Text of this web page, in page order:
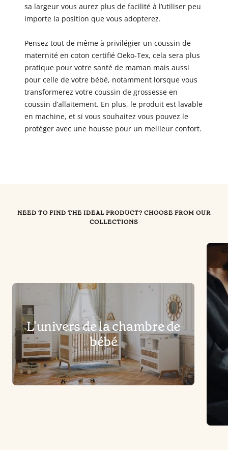
sa largeur vous aurez plus de facilité à l’utiliser peu
importe la position que vous adopterez.
Pensez tout de même à privilégier un coussin de
maternité en coton certifié Oeko-Tex, cela sera plus
pratique pour votre santé de maman mais aussi
pour celle de votre bébé, notamment lorsque vous
transformerez votre coussin de grossesse en
coussin d’allaitement. En plus, le produit est lavable
en machine, et si vous souhaitez vous pouvez le
protéger avec une housse pour un meilleur confort.
NEED TO FIND THE IDEAL PRODUCT? CHOOSE FROM OUR
COLLECTIONS
L'univers de la chambre de
bébé